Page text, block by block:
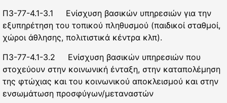
Π3-77-4.1-3.1 Ενίσχυση βασικών υπηρεσιών για την
εξυπηρέτηση του τοπικού πληθυσμού (παιδικοί σταθμοί,
χώροι άθλησης, πολιτιστικά κέντρα κλπ).
Π3-77-4.1-3.2 Ενίσχυση βασικών υπηρεσιών που
στοχεύουν στην κοινωνική ένταξη, στην καταπολέμηση
της φτώχιας και του κοινωνικού αποκλεισμού και στην
ενσωμάτωση προσφύγων/μεταναστών